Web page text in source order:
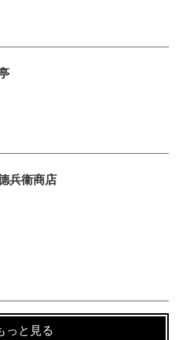
兵衞商店
っと見る